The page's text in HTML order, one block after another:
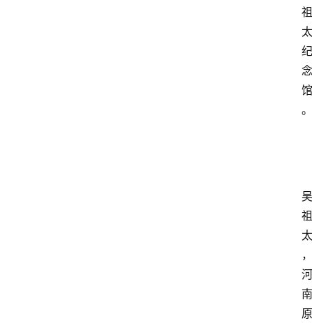
祖
太
纪
念
馆
。
吴
祖
太
，
河
南
原